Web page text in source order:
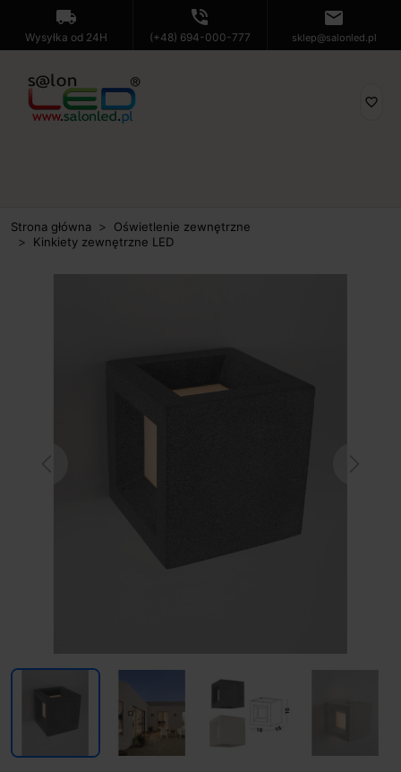
local_shipping
Wysyłka od 24H
phone_in_talk
(+48) 694-000-777
mail
sklep@salonled.pl
favorite_border
Strona główna
Oświetlenie zewnętrzne
Kinkiety zewnętrzne LED